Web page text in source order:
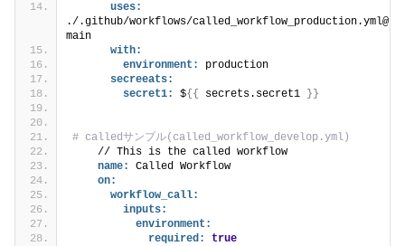
uses:
./.github/workflows/called_workflow_production.yml@
main
with:
environment:
production
secreeats:
secret1:
${ { secrets.secret1 } }
# calledサンプル(called_workflow_develop.yml)
    // This is the called workflow
name:
Called Workflow
on:
workflow_call:
inputs:
environment:
required:
true